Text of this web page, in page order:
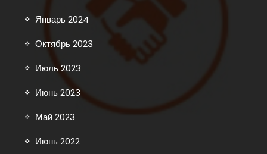
Январь 2024
Октябрь 2023
Июль 2023
Июнь 2023
Май 2023
Июнь 2022